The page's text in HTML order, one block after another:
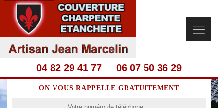
04 82 29 41 77 06 07 50 36 29
ON VOUS RAPPELLE GRATUITEMENT